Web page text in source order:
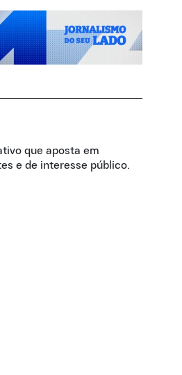
que aposta em
e de interesse público.